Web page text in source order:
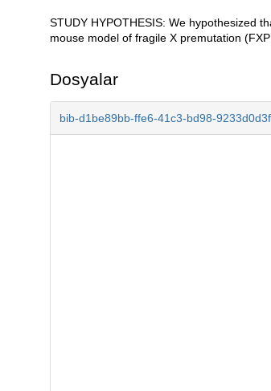
Açıklama
STUDY HYPOTHESIS: We hypothesized
mouse model of fragile X premutation
Dosyalar
bib-d1be89bb-ffe6-41c3-bd98-